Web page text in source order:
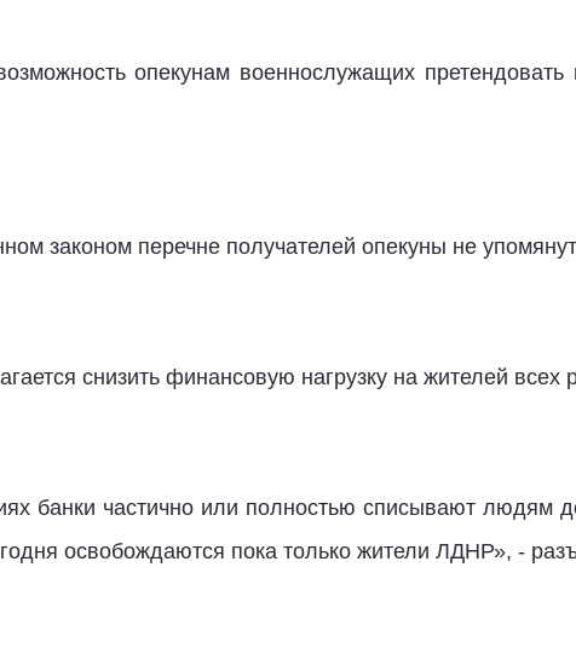
опекунам военнослужащих
законом перечне получателей опекуны не
снизить финансовую нагрузку на жителей всех
банки частично или полностью списывают людям
освобождаются пока только жители ЛДНР», -